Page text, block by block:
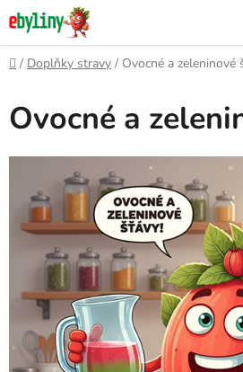
Přejít
na
obsah
Domů
/ Doplňky stravy / Ovocné a zeleninové
Ovocné a